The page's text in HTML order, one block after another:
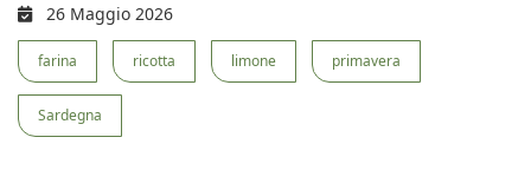
26 Maggio 2026
farina ricotta limone primavera
Sardegna